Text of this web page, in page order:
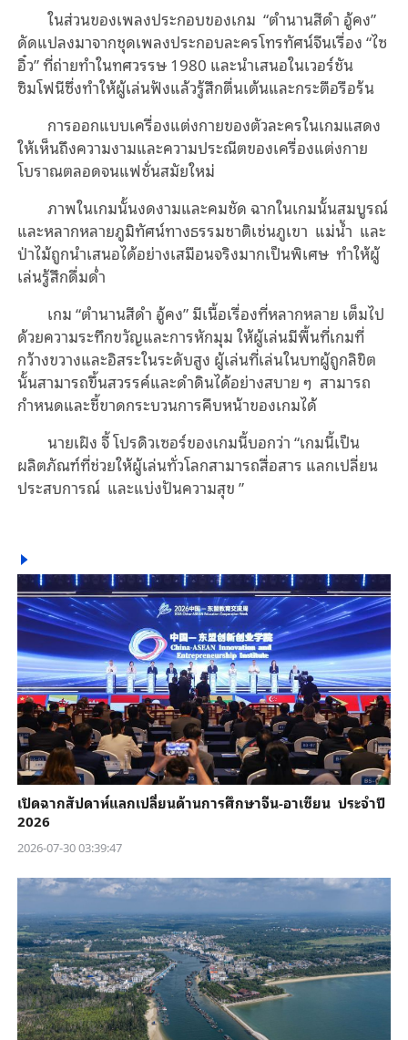
ในส่วนของเพลงประกอบของเกม “ตํานานสีดํา อู้คง”
ดัดแปลงมาจากชุดเพลงประกอบละครโทรทัศน์จีนเรื่อง “ไซ
อิ๋ว” ที่ถ่ายทำในทศวรรษ 1980 และนําเสนอในเวอร์ชัน
ซิมโฟนีซึ่งทําให้ผู้เล่นฟังแล้วรู้สึกตื่นเต้นและกระตือรือร้น
การออกแบบเครื่องแต่งกายของตัวละครในเกมแสดง
ให้เห็นถึงความงามและความประณีตของเครื่องแต่งกาย
โบราณตลอดจนแฟชั่นสมัยใหม่
ภาพในเกมนั้นงดงามและคมชัด ฉากในเกมนั้นสมบูรณ์
และหลากหลายภูมิทัศน์ทางธรรมชาติเช่นภูเขา แม่น้ำ และ
ป่าไม้ถูกนําเสนอได้อย่างเสมือนจริงมากเป็นพิเศษ ทําให้ผู้
เล่นรู้สึกดื่มด่ำ
เกม “ตํานานสีดํา อู้คง” มีเนื้อเรื่องที่หลากหลาย เต็มไป
ด้วยความระทึกขวัญและการหักมุม ให้ผู้เล่นมีพื้นที่เกมที่
กว้างขวางและอิสระในระดับสูง ผู้เล่นที่เล่นในบทผู้ถูกลิขิต
นั้นสามารถขึ้นสวรรค์และดำดินได้อย่างสบาย ๆ สามารถ
กำหนดและชี้ขาดกระบวนการคืบหน้าของเกมได้
นายเฝิง จี้ โปรดิวเซอร์ของเกมนี้บอกว่า “เกมนี้เป็น
ผลิตภัณฑ์ที่ช่วยให้ผู้เล่นทั่วโลกสามารถสื่อสาร แลกเปลี่ยน
ประสบการณ์ และแบ่งปันความสุข ”
เปิดฉากสัปดาห์แลกเปลี่ยนด้านการศึกษาจีน-อาเซียน ประจำปี
2026
2026-07-30 03:39:47